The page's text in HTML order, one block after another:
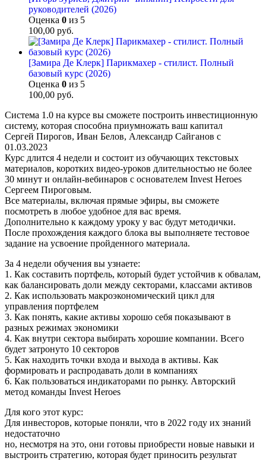
руководителей (2026)
Оценка 0 из 5
100,00 руб.
[Замира Де Клерк] Парикмахер - стилист. Полный
базовый курс (2026)
Оценка 0 из 5
100,00 руб.
Система 1.0 на курсе вы сможете построить инвестиционную
систему, которая способна приумножать ваш капитал
Сергей Пирогов, Иван Белов, Александр Сайганов с
01.03.2023
Курс длится 4 недели и состоит из обучающих текстовых
материалов, коротких видео-уроков длительностью не более
30 минут и онлайн-вебинаров с основателем Invest Heroes
Сергеем Пироговым.
Все материалы, включая прямые эфиры, вы сможете
посмотреть в любое удобное для вас время.
Дополнительно к каждому уроку у вас будут методички.
После прохождения каждого блока вы выполняете тестовое
задание на усвоение пройденного материала.
За 4 недели обучения вы узнаете:
1. Как составить портфель, который будет устойчив к обвалам,
как балансировать доли между секторами, классами активов
2. Как использовать макроэкономический цикл для
управления портфелем
3. Как понять, какие активы хорошо себя показывают в
разных режимах экономики
4. Как внутри сектора выбирать хорошие компании. Всего
будет затронуто 10 секторов
5. Как находить точки входа и выхода в активы. Как
формировать и распродавать доли в компаниях
6. Как пользоваться индикаторами по рынку. Авторский
метод команды Invest Heroes
Для кого этот курс:
Для инвесторов, которые поняли, что в 2022 году их знаний
недостаточно
но, несмотря на это, они готовы приобрести новые навыки и
выстроить стратегию, которая будет приносить результат